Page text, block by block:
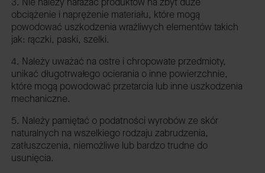
obciążenie i naprężenie materiału, które mogą
powodować uszkodzenia wrażliwych elementów takich
jak: rączki, paski, szelki.
4. Należy uważać na ostre i chropowate przedmioty,
unikać długotrwałego ocierania o inne powierzchnie,
które mogą powodować przetarcia lub inne uszkodzenia
mechaniczne.
5. Należy pamiętać o podatności wyrobów ze skór
naturalnych na wszelkiego rodzaju zabrudzenia,
zatłuszczenia, niemożliwe lub bardzo trudne do
usunięcia.